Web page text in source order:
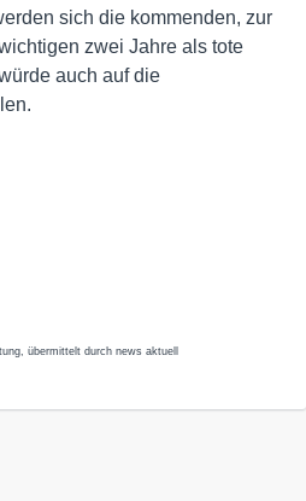
sich die kommenden, zur
zwei Jahre als tote
auch auf die
übermittelt durch news aktuell